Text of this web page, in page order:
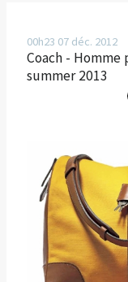
00h23 07 déc. 2012
Coach -
summer 2013